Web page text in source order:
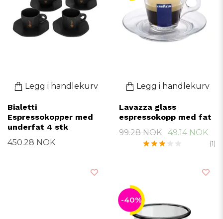
Legg i handlekurv
Bialetti
Espressokopper med
underfat 4 stk
450.28 NOK
Legg i handlekurv
Lavazza glass
espressokopp med fat
99.28 NOK
49.14 NOK
(1)
-40%